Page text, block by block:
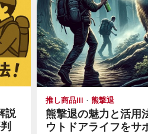
説
推し商品III 熊撃退
熊撃退の魅力と活用
ウトドアライフをサ